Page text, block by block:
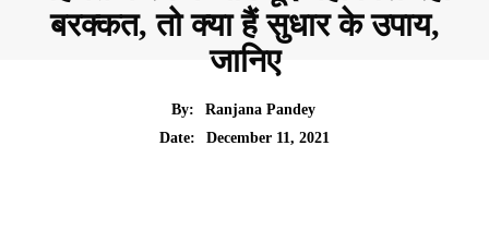
बरक्कत, तो क्या हैं सुधार के उपाय,
जानिए
By:
Ranjana Pandey
Date:
December 11, 2021